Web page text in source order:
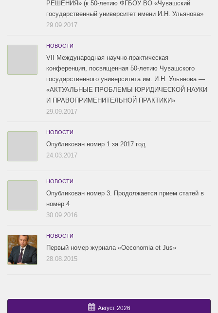
РЕШЕНИЯ» (к 50-летию ФГБОУ ВО «Чувашский
государственный университет имени И.Н. Ульянова»
29.09.2017
НОВОСТИ
VII Международная научно-практическая
конференция, посвященная 50-летию Чувашского
государственного университета им. И.Н. Ульянова —
«АКТУАЛЬНЫЕ ПРОБЛЕМЫ ЮРИДИЧЕСКОЙ НАУКИ
И ПРАВОПРИМЕНИТЕЛЬНОЙ ПРАКТИКИ»
29.09.2017
НОВОСТИ
Опубликован номер 1 за 2017 год
24.03.2017
НОВОСТИ
Опубликован номер 3. Продолжается прием статей в
номер 4
30.09.2016
НОВОСТИ
Первый номер журнала «Oeconomia et Jus»
28.08.2015
Август 2026